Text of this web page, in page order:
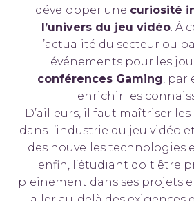
développer une curiosité
l’univers du jeu vidéo. À
l’actualité du secteur ou
événements pour les
conférences Gaming ,
enrichir les
D’ailleurs, il faut maîtriser
dans l’industrie du jeu vidéo
des nouvelles technologies
enfin, l’étudiant doit être
pleinement dans ses projets